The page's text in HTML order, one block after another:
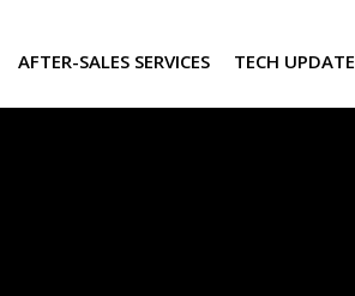
AFTER-SALES SERVICES TECH UPDATE